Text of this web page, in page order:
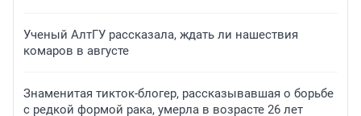
Ученый АлтГУ рассказала, ждать ли нашествия
комаров в августе
Знаменитая тикток-блогер, рассказывавшая о борьбе
с редкой формой рака, умерла в возрасте 26 лет